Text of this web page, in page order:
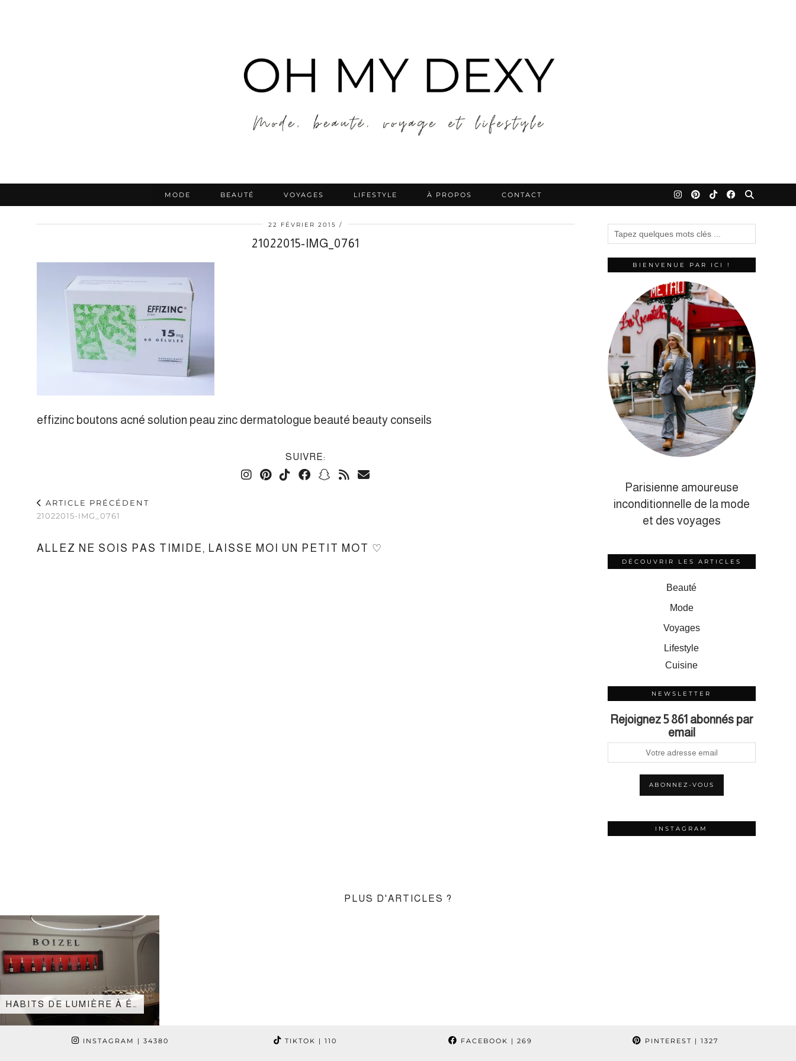
MODE BEAUTÉ VOYAGES LIFESTYLE À PROPOS CONTACT
22 FÉVRIER 2015
21022015-IMG_0761
effizinc boutons acné solution peau zinc dermatologue beauté beauty conseils
SUIVRE:
ARTICLE PRÉCÉDENT
21022015-IMG_0761
ALLEZ NE SOIS PAS TIMIDE, LAISSE MOI UN PETIT MOT ♡
BIENVENUE PAR ICI !
Parisienne amoureuse
inconditionnelle de la mode
et des voyages
DÉCOUVRIR LES ARTICLES
Beauté
Mode
Voyages
Lifestyle
Cuisine
NEWSLETTER
Rejoignez 5 861 abonnés par
email
INSTAGRAM
PLUS D'ARTICLES ?
HABITS DE LUMIÈRE À É…
INSTAGRAM | 34380 TIKTOK | 110 FACEBOOK | 269 PINTEREST | 1327